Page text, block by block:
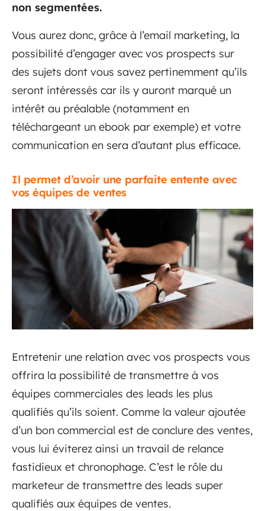
non segmentées.
Vous aurez donc, grâce à l’email marketing, la
possibilité d’engager avec vos prospects sur
des sujets dont vous savez pertinemment qu’ils
seront intéressés car ils y auront marqué un
intérêt au préalable (notamment en
téléchargeant un ebook par exemple) et votre
communication en sera d’autant plus efficace.
Il permet d’avoir une parfaite entente avec
vos équipes de ventes
Entretenir une relation avec vos prospects vous
offrira la possibilité de transmettre à vos
équipes commerciales des leads les plus
qualifiés qu’ils soient. Comme la valeur ajoutée
d’un bon commercial est de conclure des ventes,
vous lui éviterez ainsi un travail de relance
fastidieux et chronophage. C’est le rôle du
marketeur de transmettre des leads super
qualifiés aux équipes de ventes.